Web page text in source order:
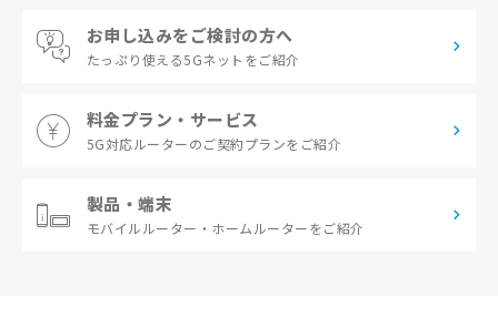
お申し込みをご検討の方へ
たっぷり使える5Gネットをご紹介
料金プラン・サービス
5G対応ルーターのご契約プランをご紹介
製品・端末
モバイルルーター・ ホームルーターをご紹介